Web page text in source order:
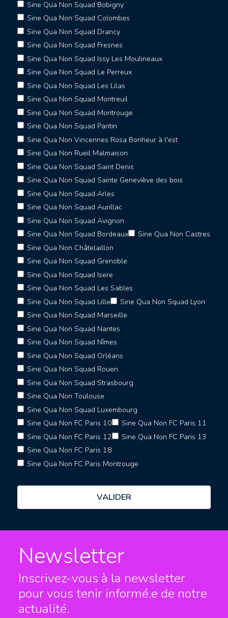
Sine Qua Non Squad Bobigny
Sine Qua Non Squad Colombes
Sine Qua Non Squad Drancy
Sine Qua Non Squad Fresnes
Sine Qua Non Squad Issy Les Moulineaux
Sine Qua Non Squad Le Perreux
Sine Qua Non Squad Les Lilas
Sine Qua Non Squad Montreuil
Sine Qua Non Squad Montrouge
Sine Qua Non Squad Pantin
Sine Qua Non Vincennes Rosa Bonheur à l'est
Sine Qua Non Rueil Malmaison
Sine Qua Non Squad Saint Denis
Sine Qua Non Squad Sainte Geneviève des bois
Sine Qua Non Squad Arles
Sine Qua Non Squad Aurillac
Sine Qua Non Squad Avignon
Sine Qua Non Squad Bordeaux
Sine Qua Non Castres
Sine Qua Non Châtelaillon
Sine Qua Non Squad Grenoble
Sine Qua Non Squad Isere
Sine Qua Non Squad Les Sables
Sine Qua Non Squad Lille
Sine Qua Non Squad Lyon
Sine Qua Non Squad Marseille
Sine Qua Non Squad Nantes
Sine Qua Non Squad Nîmes
Sine Qua Non Squad Orléans
Sine Qua Non Squad Rouen
Sine Qua Non Squad Strasbourg
Sine Qua Non Toulouse
Sine Qua Non Squad Luxembourg
Sine Qua Non FC Paris 10
Sine Qua Non FC Paris 11
Sine Qua Non FC Paris 12
Sine Qua Non FC Paris 13
Sine Qua Non FC Paris 18
Sine Qua Non FC Paris Montrouge
Newsletter
Inscrivez-vous à la newsletter
pour vous tenir informé.e de notre
actualité.